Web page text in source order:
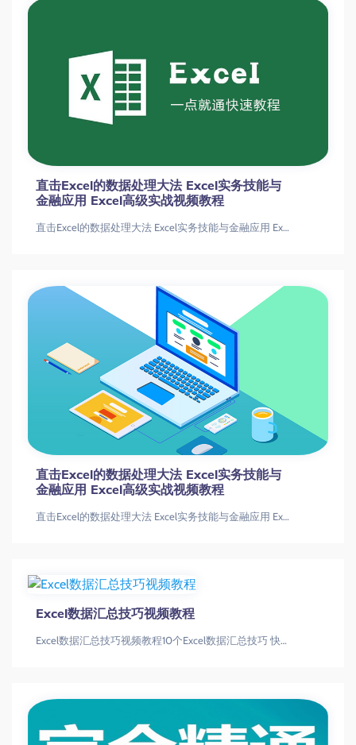
直击Excel的数据处理大法 Excel实务技能与
金融应用 Excel高级实战视频教程
直击Excel的数据处理大法 Excel实务技能与金融应用 Excel高级实战视频教程
直击Excel的数据处理大法 Excel实务技能与
金融应用 Excel高级实战视频教程
直击Excel的数据处理大法 Excel实务技能与金融应用 Excel高级实战视频教程
Excel数据汇总技巧视频教程
Excel数据汇总技巧视频教程10个Excel数据汇总技巧 快速提升办公效率视频教程Excel技巧|数据汇总|办公效率